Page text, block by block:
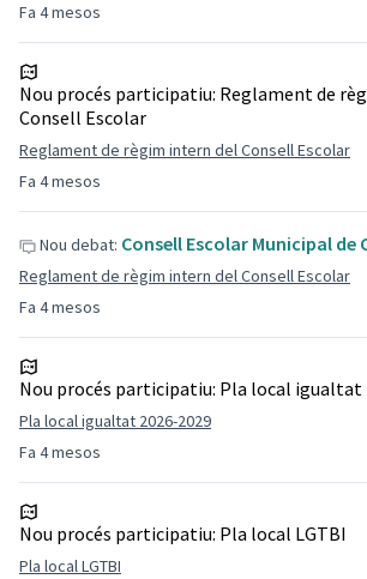
Fa 4 mesos
Fa 4 mesos
Nou procés participatiu: Reglament de
Consell Escolar
Reglament de règim intern del Consell Escolar
Fa 4 mesos
Nou debat: Consell Escolar Municipal de
Reglament de règim intern del Consell Escolar
Fa 4 mesos
Nou procés participatiu: Pla local igualtat
Pla local igualtat 2026-2029
Nou procés participatiu: Pla local LGTBI
Pla local LGTBI